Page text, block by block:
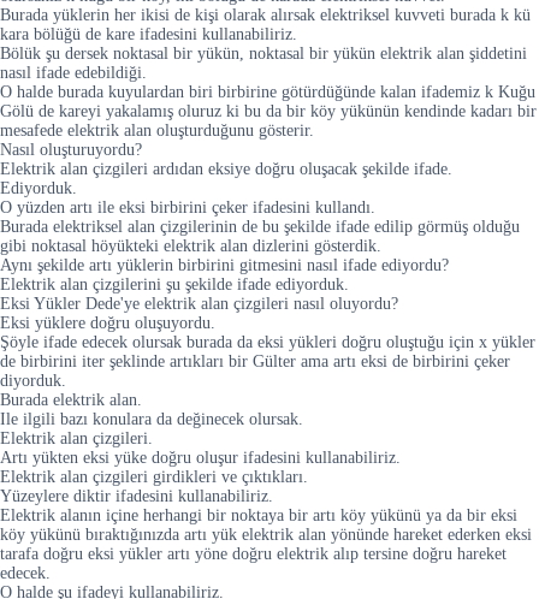
Burada yüklerin her ikisi de kişi olarak alırsak elektriksel kuvveti burada k kü
kara bölüğü de kare ifadesini kullanabiliriz.
Bölük şu dersek noktasal bir yükün, noktasal bir yükün elektrik alan şiddetini
nasıl ifade edebildiği.
O halde burada kuyulardan biri birbirine götürdüğünde kalan ifademiz k Kuğu
Gölü de kareyi yakalamış oluruz ki bu da bir köy yükünün kendinde kadarı bir
mesafede elektrik alan oluşturduğunu gösterir.
Nasıl oluşturuyordu?
Elektrik alan çizgileri ardıdan eksiye doğru oluşacak şekilde ifade.
Ediyorduk.
O yüzden artı ile eksi birbirini çeker ifadesini kullandı.
Burada elektriksel alan çizgilerinin de bu şekilde ifade edilip görmüş olduğu
gibi noktasal höyükteki elektrik alan dizlerini gösterdik.
Aynı şekilde artı yüklerin birbirini gitmesini nasıl ifade ediyordu?
Elektrik alan çizgilerini şu şekilde ifade ediyorduk.
Eksi Yükler Dede'ye elektrik alan çizgileri nasıl oluyordu?
Eksi yüklere doğru oluşuyordu.
Şöyle ifade edecek olursak burada da eksi yükleri doğru oluştuğu için x yükler
de birbirini iter şeklinde artıkları bir Gülter ama artı eksi de birbirini çeker
diyorduk.
Burada elektrik alan.
Ile ilgili bazı konulara da değinecek olursak.
Elektrik alan çizgileri.
Artı yükten eksi yüke doğru oluşur ifadesini kullanabiliriz.
Elektrik alan çizgileri girdikleri ve çıktıkları.
Yüzeylere diktir ifadesini kullanabiliriz.
Elektrik alanın içine herhangi bir noktaya bir artı köy yükünü ya da bir eksi
köy yükünü bıraktığınızda artı yük elektrik alan yönünde hareket ederken eksi
tarafa doğru eksi yükler artı yöne doğru elektrik alıp tersine doğru hareket
edecek.
O halde şu ifadeyi kullanabiliriz.